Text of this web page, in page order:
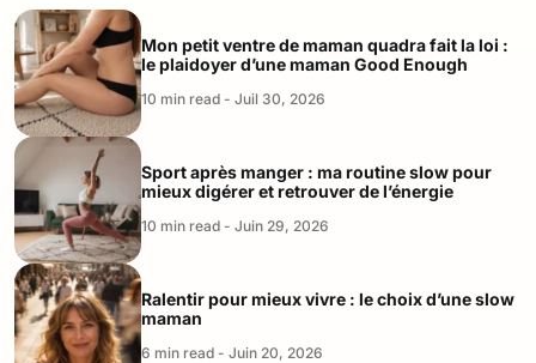
Mon petit ventre de maman quadra fait la loi :
le plaidoyer d’une maman Good Enough
10 min read - Juil 30, 2026
Sport après manger : ma routine slow pour
mieux digérer et retrouver de l’énergie
10 min read - Juin 29, 2026
Ralentir pour mieux vivre : le choix d’une slow
maman
6 min read - Juin 20, 2026